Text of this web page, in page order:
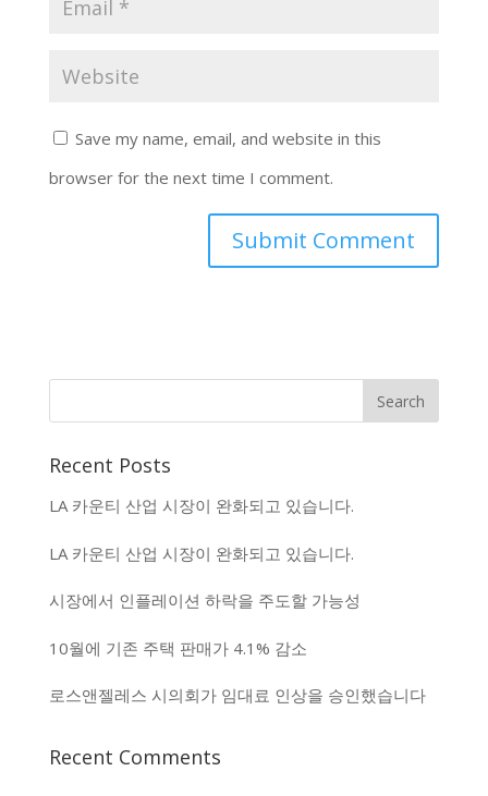
Save my name, email, and website in this
browser for the next time I comment.
Recent Posts
LA 카운티 산업 시장이 완화되고 있습니다.
LA 카운티 산업 시장이 완화되고 있습니다.
시장에서 인플레이션 하락을 주도할 가능성
10월에 기존 주택 판매가 4.1% 감소
로스앤젤레스 시의회가 임대료 인상을 승인했습니다
Recent Comments